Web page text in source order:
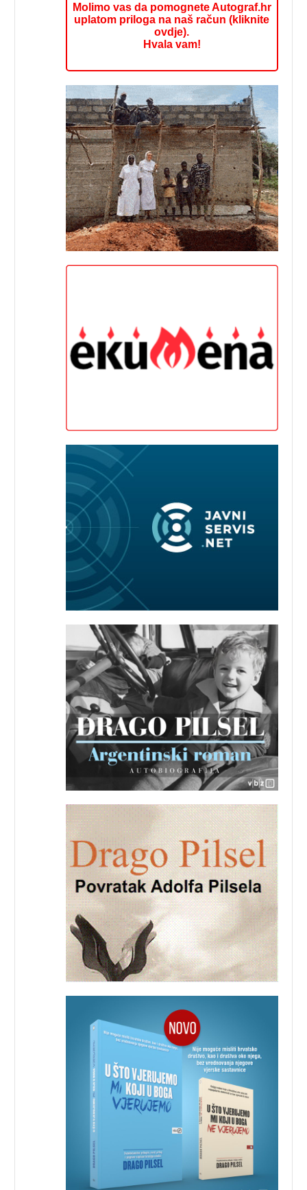
Molimo vas da pomognete Autograf.hr
uplatom priloga na naš račun (kliknite
ovdje).
Hvala vam!